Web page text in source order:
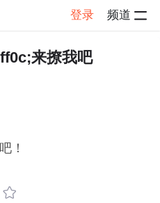
登录 频道
帖子详情
来撩我吧
！